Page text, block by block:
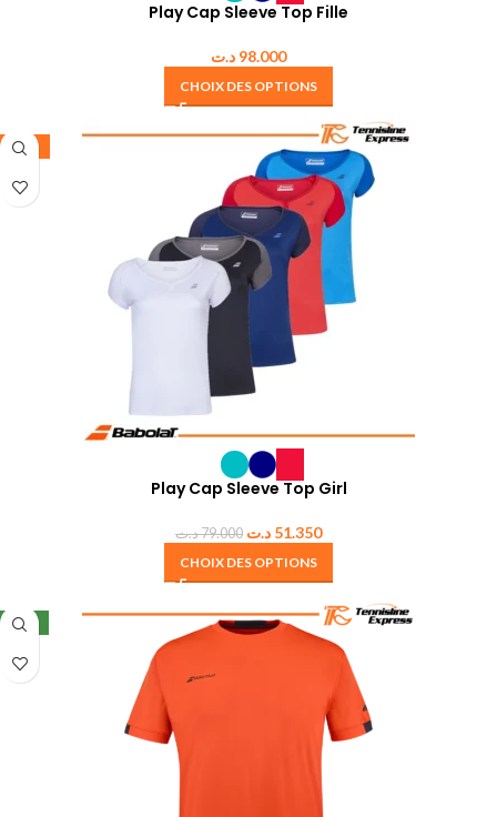
Play Cap Sleeve Top Fille
98.000 د.ت
CHOIX DES OPTIONS
-35%
Play Cap Sleeve Top Girl
79.000د.ت 51.350 د.ت
CHOIX DES OPTIONS
NEW